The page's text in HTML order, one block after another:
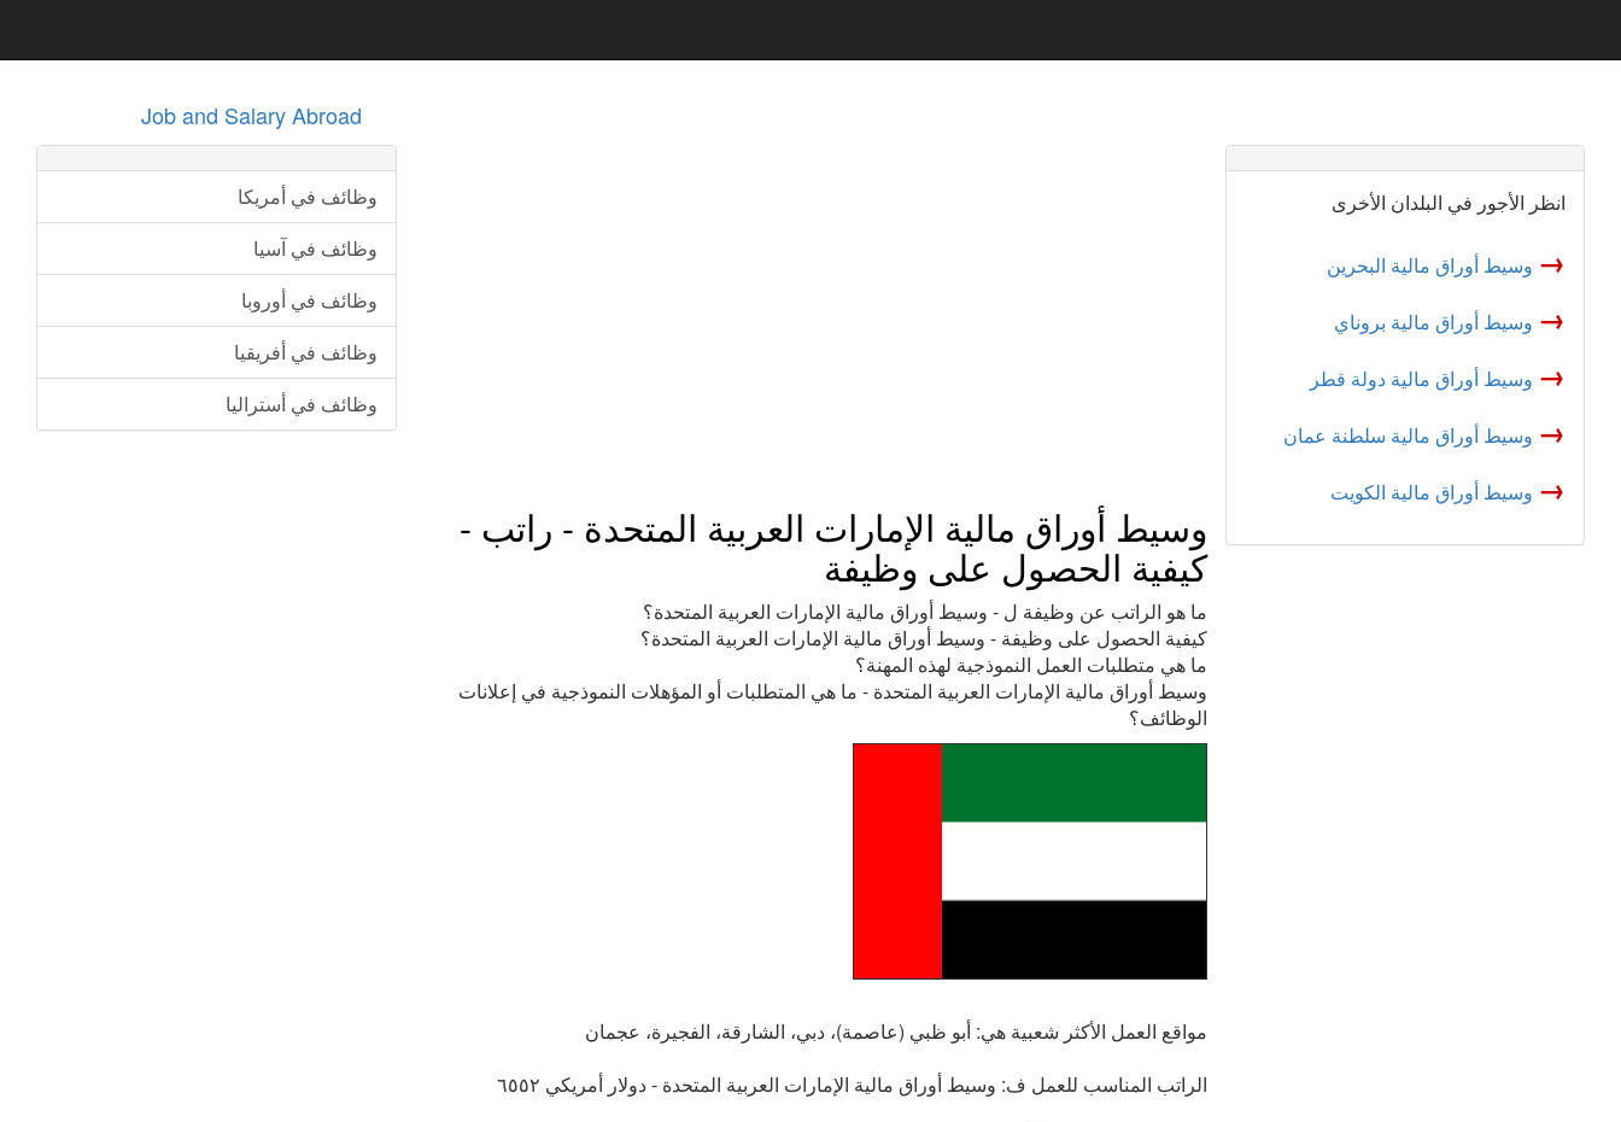
Job and Salary Abroad
وظائف في أمريكا
وظائف في آسيا
وظائف في أوروبا
وظائف في أفريقيا
وظائف في أستراليا
وسيط أوراق مالية الإمارات العربية المتحدة - راتب -
كيفية الحصول على وظيفة
ما هو الراتب عن وظيفة ل - وسيط أوراق مالية الإمارات العربية المتحدة؟
كيفية الحصول على وظيفة - وسيط أوراق مالية الإمارات العربية المتحدة؟
ما هي متطلبات العمل النموذجية لهذه المهنة؟
وسيط أوراق مالية الإمارات العربية المتحدة - ما هي المتطلبات أو المؤهلات النموذجية في إعلانات
الوظائف؟
مواقع العمل الأكثر شعبية هي: أبو ظبي (عاصمة)، دبي، الشارقة، الفجيرة، عجمان
الراتب المناسب للعمل ف: وسيط أوراق مالية الإمارات العربية المتحدة - دولار أمريكي ٦٥٥٢
انظر الأجور في البلدان الأخرى
→ وسيط أوراق مالية البحرين
→ وسيط أوراق مالية بروناي
→ وسيط أوراق مالية دولة قطر
→ وسيط أوراق مالية سلطنة عمان
→ وسيط أوراق مالية الكويت